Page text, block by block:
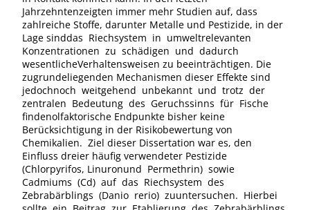
Jahrzehntenzeigten immer mehr Studien auf, dass
zahlreiche Stoffe, darunter Metalle und Pestizide, in der
Lage sinddas Riechsystem in umweltrelevanten
Konzentrationen zu schädigen und dadurch
wesentlicheVerhaltensweisen zu beeinträchtigen. Die
zugrundeliegenden Mechanismen dieser Effekte sind
jedochnoch weitgehend unbekannt und trotz der
zentralen Bedeutung des Geruchssinns für Fische
findenolfaktorische Endpunkte bisher keine
Berücksichtigung in der Risikobewertung von
Chemikalien. Ziel dieser Dissertation war es, den
Einfluss dreier häufig verwendeter Pestizide
(Chlorpyrifos, Linuronund Permethrin) sowie
Cadmiums (Cd) auf das Riechsystem des
Zebrabärblings (Danio rerio) zuuntersuchen. Hierbei